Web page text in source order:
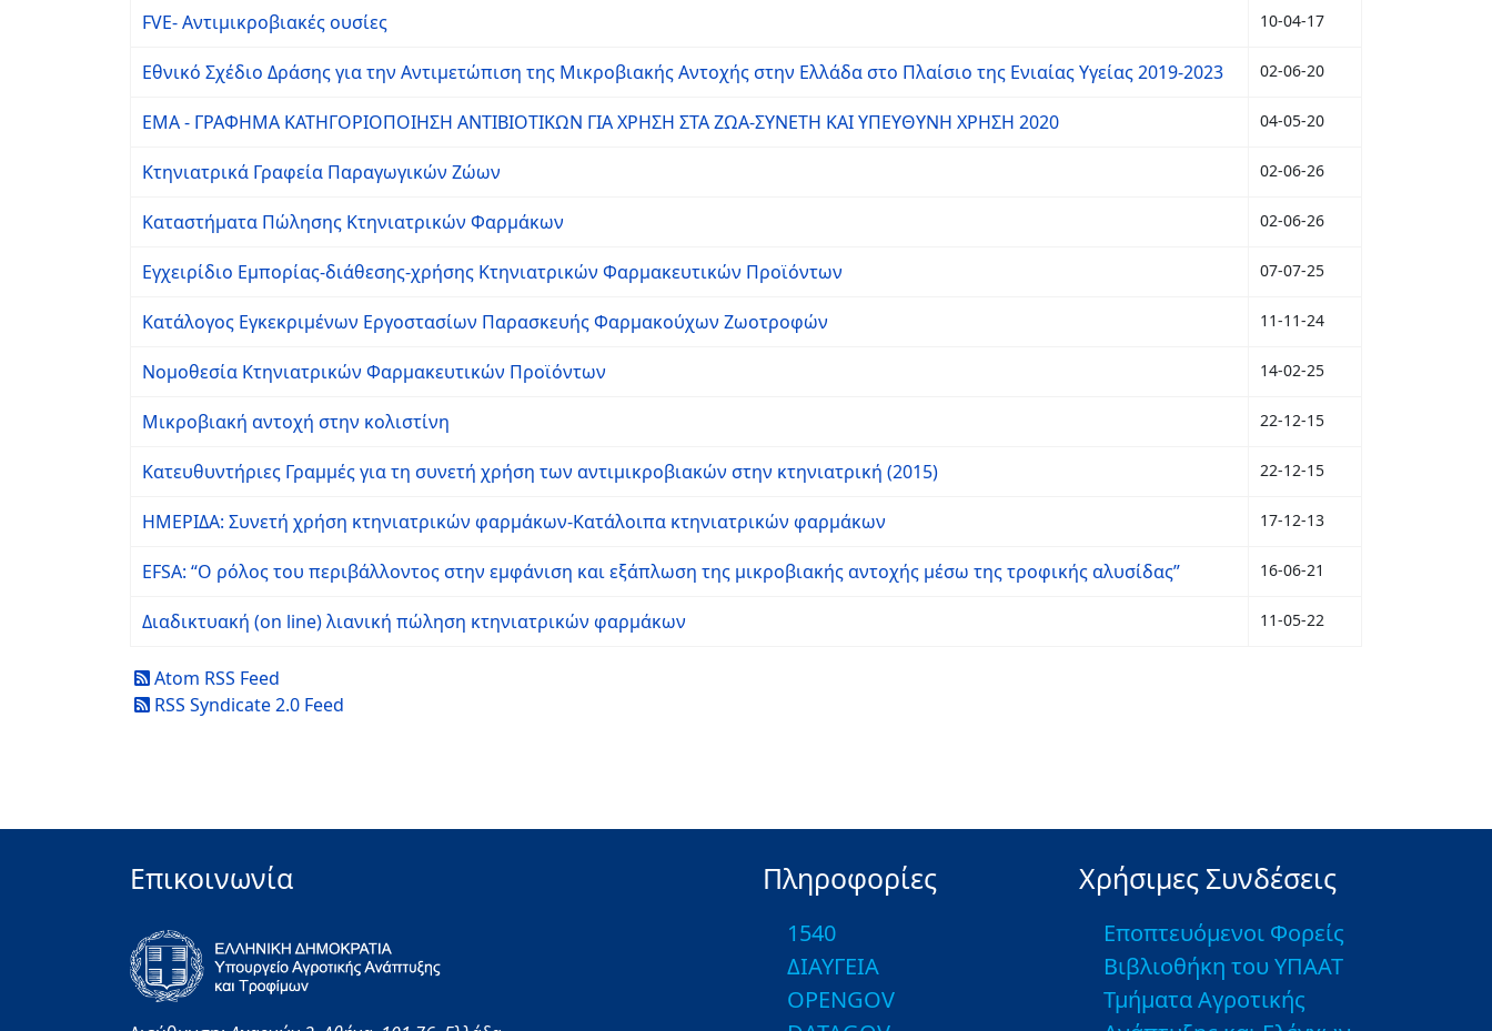
FVE- Αντιμικροβιακές ουσίες 10-04-17
Εθνικό Σχέδιο Δράσης για την Αντιμετώπιση της Μικροβιακής Αντοχής στην Ελλάδα στο Πλαίσιο της Ενιαίας Υγείας 2019-2023 02-06-20
EMA - ΓΡΑΦΗΜΑ ΚΑΤΗΓΟΡΙΟΠΟΙΗΣΗ ΑΝΤΙΒΙΟΤΙΚΩΝ ΓΙΑ ΧΡΗΣΗ ΣΤΑ ΖΩΑ-ΣΥΝΕΤΗ ΚΑΙ ΥΠΕΥΘΥΝΗ ΧΡΗΣΗ 2020 04-05-20
Κτηνιατρικά Γραφεία Παραγωγικών Ζώων 02-06-26
Καταστήματα Πώλησης Κτηνιατρικών Φαρμάκων 02-06-26
Εγχειρίδιο Εμπορίας-διάθεσης-χρήσης Κτηνιατρικών Φαρμακευτικών Προϊόντων 07-07-25
Κατάλογος Εγκεκριμένων Εργοστασίων Παρασκευής Φαρμακούχων Ζωοτροφών 11-11-24
Νομοθεσία Κτηνιατρικών Φαρμακευτικών Προϊόντων 14-02-25
Μικροβιακή αντοχή στην κολιστίνη 22-12-15
Κατευθυντήριες Γραμμές για τη συνετή χρήση των αντιμικροβιακών στην κτηνιατρική (2015) 22-12-15
ΗΜΕΡΙΔΑ: Συνετή χρήση κτηνιατρικών φαρμάκων-Κατάλοιπα κτηνιατρικών φαρμάκων 17-12-13
EFSA: “Ο ρόλος του περιβάλλοντος στην εμφάνιση και εξάπλωση της μικροβιακής αντοχής μέσω της τροφικής αλυσίδας” 16-06-21
Διαδικτυακή (on line) λιανική πώληση κτηνιατρικών φαρμάκων 11-05-22
Atom RSS Feed
RSS Syndicate 2.0 Feed
Επικοινωνία Πληροφορίες
1540
ΔΙΑΥΓΕΙΑ
OPENGOV
Χρήσιμες Συνδέσεις
Εποπτευόμενοι Φορείς
Βιβλιοθήκη του ΥΠΑΑΤ
Τμήματα Αγροτικής